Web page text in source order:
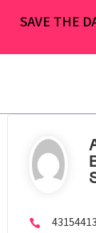
SAVE THE